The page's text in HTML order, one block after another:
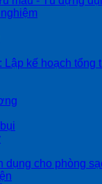
Lập kế hoạch tổng
dụng cho phòng